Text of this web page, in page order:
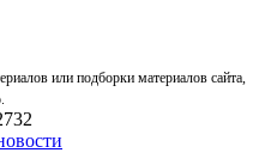
или подборки материалов сайта,